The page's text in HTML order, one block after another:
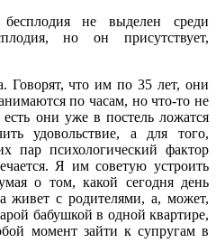
не выделен среди
но он присутствует,
что им по 35 лет, они
по часам, но что-то не
есть они уже в постель ложатся
удовольствие, а для того,
пар психологический фактор
Я им советую устроить
о том, какой сегодня день
с родителями, а, может,
бабушкой в одной квартире,
момент зайти к супругам в